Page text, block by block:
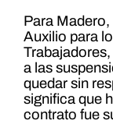
Para
Auxilio para
a las
quedar sin
significa que
contrato fue